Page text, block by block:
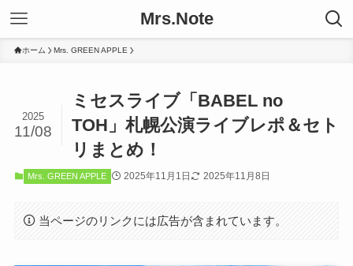
Mrs.Note
ホーム Mrs. GREEN APPLE
ミセスライブ「BABEL no
TOH」札幌公演ライブレポ＆セト
リまとめ！
2025
11/08
Mrs. GREEN APPLE 2025年11月1日 2025年11月8日
当ページのリンクには広告が含まれています。